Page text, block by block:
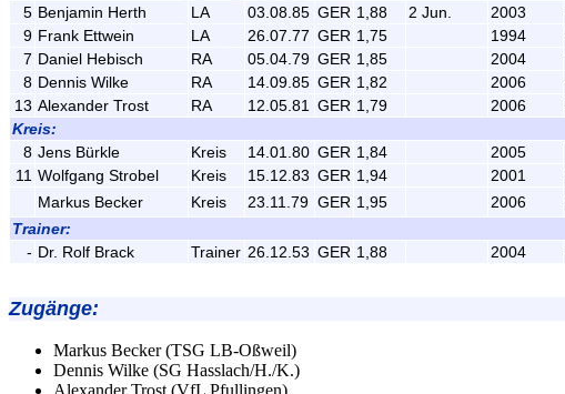
5 Benjamin Herth LA 03.08.85 GER 1,88 2 Jun. 2003
9 Frank Ettwein LA 26.07.77 GER 1,75 1994
7 Daniel Hebisch RA 05.04.79 GER 1,85 2004
8 Dennis Wilke RA 14.09.85 GER 1,82 2006
13 Alexander Trost RA 12.05.81 GER 1,79 2006
Kreis:
8 Jens Bürkle Kreis 14.01.80 GER 1,84 2005
11 Wolfgang Strobel Kreis 15.12.83 GER 1,94 2001
Markus Becker Kreis 23.11.79 GER 1,95 2006
Trainer:
- Dr. Rolf Brack Trainer 26.12.53 GER 1,88 2004
Zugänge:
Markus Becker (TSG LB-Oßweil)
Dennis Wilke (SG Hasslach/H./K.)
Alexander Trost (VfL Pfullingen)